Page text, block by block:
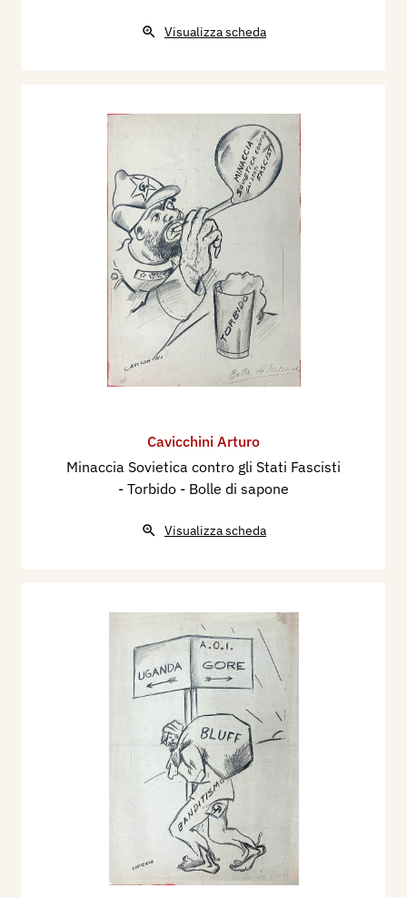
Visualizza scheda
Cavicchini Arturo
Minaccia Sovietica contro gli Stati Fascisti
- Torbido - Bolle di sapone
Visualizza scheda